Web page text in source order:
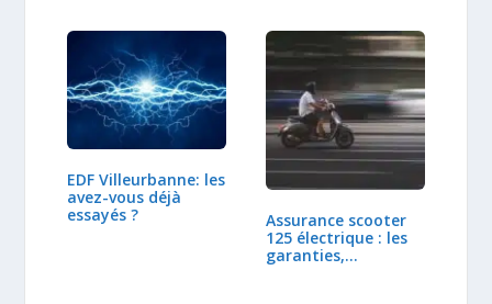
EDF Villeurbanne: les
avez-vous déjà
essayés ?
Assurance scooter
125 électrique : les
garanties,…